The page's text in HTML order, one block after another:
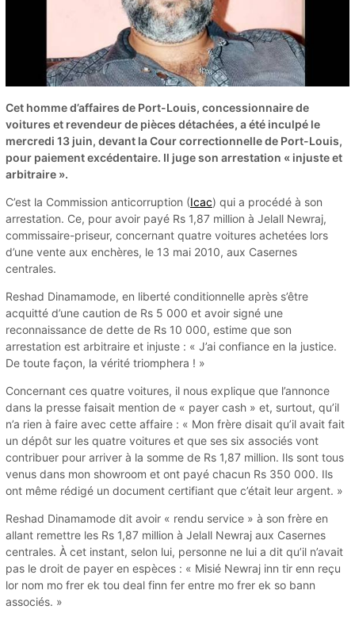
Cet homme d’affaires de Port-Louis, concessionnaire de
voitures et revendeur de pièces détachées, a été inculpé le
mercredi 13 juin, devant la Cour correctionnelle de Port-Louis,
pour paiement excédentaire. Il juge son arrestation « injuste et
arbitraire ».
C’est la Commission anticorrup­tion (Icac) qui a procédé à son
arrestation. Ce, pour avoir payé Rs 1,87 million à Jelall Newraj,
commissaire-priseur, concer­nant quatre voitures achetées lors
d’une vente aux enchères, le 13 mai 2010, aux Casernes
centrales.
Reshad Dinamamode, en liberté conditionnelle après s’être
acquitté d’une caution de Rs 5 000 et avoir signé une
reconnaissance de dette de Rs 10 000, estime que son
arrestation est arbitraire et injuste : « J’ai confiance en la justice.
De toute façon, la vérité triomphera ! »
Concernant ces quatre voitures, il nous explique que l’annonce
dans la presse faisait mention de « payer cash » et, surtout, qu’il
n’a rien à faire avec cette affaire : « Mon frère disait qu’il avait fait
un dépôt sur les quatre voitures et que ses six associés vont
contribuer pour arriver à la somme de Rs 1,87 million. Ils sont tous
venus dans mon showroom et ont payé chacun Rs 350 000. Ils
ont même rédigé un document certifiant que c’était leur argent. »
Reshad Dinamamode dit avoir « rendu service » à son frère en
allant remettre les Rs 1,87 million à Jelall Newraj aux Casernes
centrales. À cet instant, selon lui, personne ne lui a dit qu’il n’avait
pas le droit de payer en espèces : « Misié Newraj inn tir enn reçu
lor nom mo frer ek tou deal finn fer entre mo frer ek so bann
associés. »